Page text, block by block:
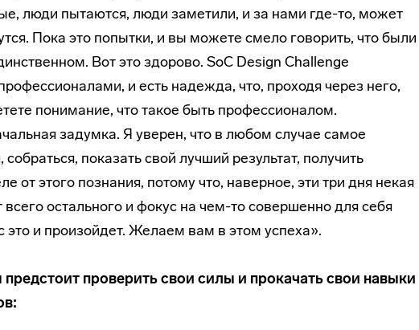
люди пытаются, люди заметили, и за нами где-то, может
Пока это попытки, и вы можете смело говорить, что были
Вот это здорово. SoC Design Challenge
и есть надежда, что, проходя через него,
понимание, что такое быть профессионалом.
задумка. Я уверен, что в любом случае самое
показать свой лучший результат, получить
от этого познания, потому что, наверное, эти три дня некая
всего остального и фокус на чем-то совершенно для себя
это и произойдет. Желаем вам в этом успеха».
проверить свои силы и прокачать свои навыки